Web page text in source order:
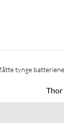
tynge
Thor